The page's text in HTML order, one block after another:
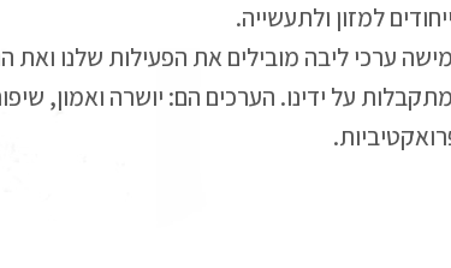
למזון ולתעשייה.
ערכי ליבה מובילים את הפעילות שלנו ואת
על ידינו. הערכים הם: יושרה ואמון,